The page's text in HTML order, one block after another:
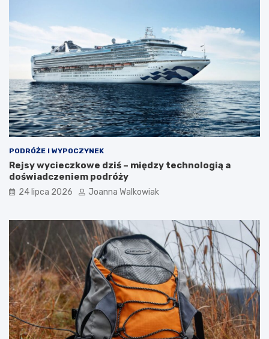
PODRÓŻE I WYPOCZYNEK
Rejsy wycieczkowe dziś – między technologią a
doświadczeniem podróży
24 lipca 2026 Joanna Walkowiak